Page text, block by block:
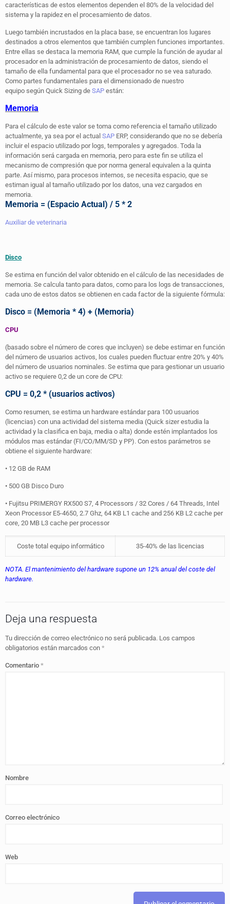
características de estos elementos dependen el 80% de la velocidad del
sistema y la rapidez en el procesamiento de datos.
Luego también incrustados en la placa base, se encuentran los lugares
destinados a otros elementos que también cumplen funciones importantes.
Entre ellas se destaca la memoria RAM, que cumple la función de ayudar al
procesador en la administración de procesamiento de datos, siendo el
tamaño de ella fundamental para que el procesador no se vea saturado.
Como partes fundamentales para el dimensionado de nuestro
equipo según Quick Sizing de SAP están:
Memoria
Para el cálculo de este valor se toma como referencia el tamaño utilizado
actualmente, ya sea por el actual SAP ERP, considerando que no se debería
incluir el espacio utilizado por logs, temporales y agregados. Toda la
información será cargada en memoria, pero para este fin se utiliza el
mecanismo de compresión que por norma general equivalen a la quinta
parte. Así mismo, para procesos internos, se necesita espacio, que se
estiman igual al tamaño utilizado por los datos, una vez cargados en
memoria.
Memoria = (Espacio Actual) / 5 * 2
Auxiliar de veterinaria
Disco
Se estima en función del valor obtenido en el cálculo de las necesidades de
memoria. Se calcula tanto para datos, como para los logs de transacciones,
cada uno de estos datos se obtienen en cada factor de la siguiente fórmula:
Disco = (Memoria * 4) + (Memoria)
CPU
(basado sobre el número de cores que incluyen) se debe estimar en función
del número de usuarios activos, los cuales pueden fluctuar entre 20% y 40%
del número de usuarios nominales. Se estima que para gestionar un usuario
activo se requiere 0,2 de un core de CPU:
CPU = 0,2 * (usuarios activos)
Como resumen, se estima un hardware estándar para 100 usuarios
(licencias) con una actividad del sistema media (Quick sizer estudia la
actividad y la clasifica en baja, media o alta) donde estén implantados los
módulos mas estándar (FI/CO/MM/SD y PP). Con estos parámetros se
obtiene el siguiente hardware:
• 12 GB de RAM
• 500 GB Disco Duro
• Fujitsu PRIMERGY RX500 S7, 4 Processors / 32 Cores / 64 Threads, Intel
Xeon Processor E5-4650, 2.7 Ghz, 64 KB L1 cache and 256 KB L2 cache per
core, 20 MB L3 cache per processor
Coste total equipo informático 35-40% de las licencias
NOTA. El mantenimiento del hardware supone un 12% anual del coste del
hardware.
Deja una respuesta
Tu dirección de correo electrónico no será publicada. Los campos
obligatorios están marcados con *
Comentario *
Nombre
Correo electrónico
Web